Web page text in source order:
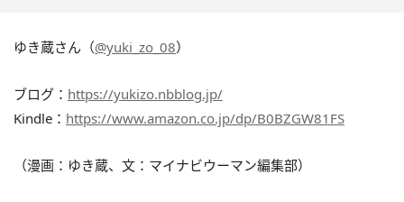
ゆき蔵さん（@yuki_zo_08）
ブログ： https://yukizo.nbblog.jp/
Kindle： https://www.amazon.co.jp/dp/B0BZGW81FS
（漫画：ゆき蔵、文：マイナビウーマン編集部）